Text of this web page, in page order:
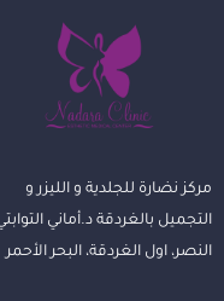
حقن تخسيس في الغردقة
مركز نضارة للجلدية و الليزر و
التجميل بالغردقة د.أماني
النصر، اول الغردقة، البحر الأحمر